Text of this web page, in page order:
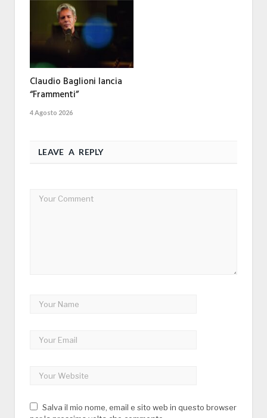
Claudio Baglioni lancia
“Frammenti”
4 Agosto 2026
LEAVE A REPLY
Salva il mio nome, email e sito web in questo browser